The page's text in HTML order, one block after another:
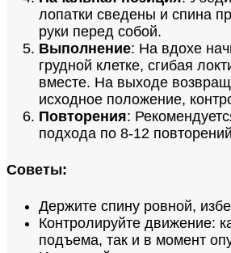
лопатки сведены и спина
руки перед собой.
Выполнение: На вдохе
грудной клетке, сгибая
вместе. На выходе
исходное положение,
Повторения:
подхода по 8-12
Советы:
Держите спину ровной,
Контролируйте движение:
подъема, так и в момент